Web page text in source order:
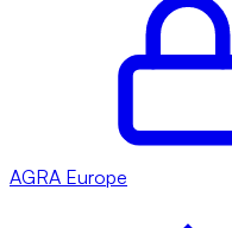
AGRA Europe